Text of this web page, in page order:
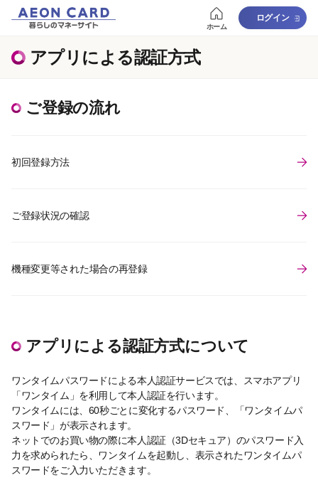
ホーム
ログイン
アプリによる認証方式
ご登録の流れ
初回登録方法
ご登録状況の確認
機種変更等された場合の再登録
アプリによる認証方式について
ワンタイムパスワードによる本人認証サービスでは、スマホアプリ
「ワンタイム」を利用して本人認証を行います。
ワンタイムには、60秒ごとに変化するパスワード、「ワンタイムパ
スワード」が表示されます。
ネットでのお買い物の際に本人認証（3Dセキュア）のパスワード入
力を求められたら、ワンタイムを起動し、表示されたワンタイムパ
スワードをご入力いただきます。